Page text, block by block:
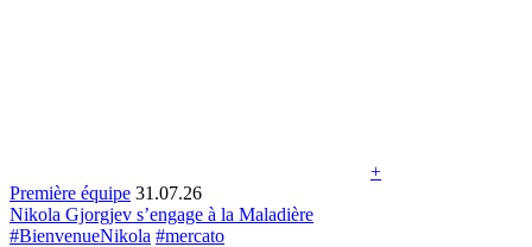
+
Première équipe 31.07.26
Nikola Gjorgjev s’engage à la Maladière
#BienvenueNikola #mercato